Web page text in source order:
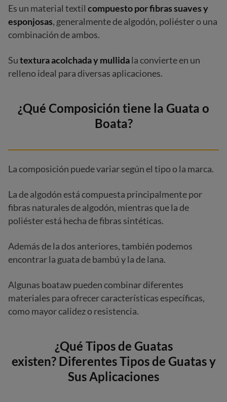
Es un material textil compuesto por fibras suaves y
esponjosas, generalmente de algodón, poliéster o una
combinación de ambos.
Sutextura acolchada y mullidala convierte en un
relleno ideal para diversas aplicaciones.
¿Qué Composición tiene la Guata o
Boata?
La composición puede variar según el tipo o la marca.
La de algodón está compuesta principalmente por
fibras naturales de algodón, mientras que la de
poliéster está hecha de fibras sintéticas.
Además de la dos anteriores, también podemos
encontrar la guata de bambú y la de lana.
Algunas boataw pueden combinar diferentes
materiales para ofrecer características específicas,
como mayor calidez o resistencia.
¿Qué Tipos de Guatas
existen? Diferentes Tipos de Guatas y
Sus Aplicaciones